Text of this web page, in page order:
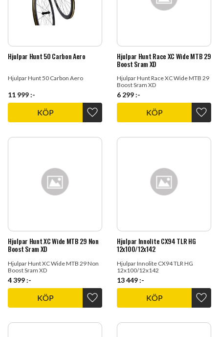
Hjulpar Hunt 50 Carbon Aero
Hjulpar Hunt 50 Carbon Aero
11 999 :-
Lägg till i favoriter
KÖP
Hjulpar Hunt Race XC Wide MTB 29
Boost Sram XD
Hjulpar Hunt Race XC Wide MTB 29
Boost Sram XD
6 299 :-
KÖP
Hjulpar Hunt XC Wide MTB 29 Non
Boost Sram XD
Hjulpar Hunt XC Wide MTB 29 Non
Boost Sram XD
4 399 :-
Lägg till i favoriter
KÖP
Hjulpar Innolite CX94 TLR HG
12x100/12x142
Hjulpar Innolite CX94 TLR HG
12x100/12x142
13 449 :-
KÖP